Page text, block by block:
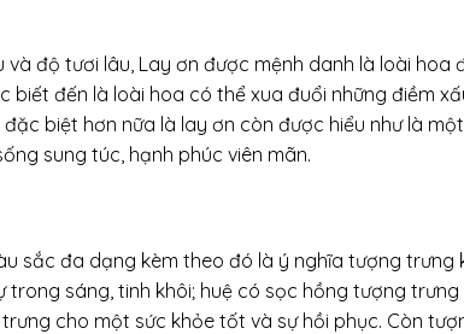
độ tươi lâu, Lay ơn được mệnh danh là loài hoa
biết đến là loài hoa có thể xua đuổi những điềm
biệt hơn nữa là lay ơn còn được hiểu như là
sung túc, hạnh phúc viên mãn.
sắc đa dạng kèm theo đó là ý nghĩa tượng trưng
sáng, tinh khôi; huệ có sọc hồng tượng trưng
cho một sức khỏe tốt và sự hồi phục. Còn